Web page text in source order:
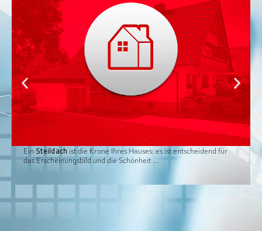
Ein Steildach ist die Krone Ihres Hauses: es ist entscheidend für
das Erscheinungsbild und die Schönheit …